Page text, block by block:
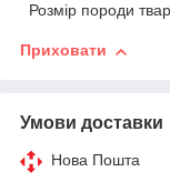
Розмір породи
Приховати
Умови доставки
Нова Пошта